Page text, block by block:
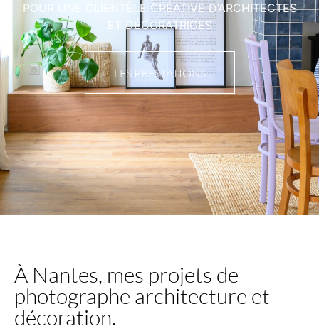
POUR UNE CLIENTÈLE CRÉATIVE D’ARCHITECTES
ET DÉCORATRICES
LES PRESTATIONS
À Nantes, mes projets de
photographe architecture et
décoration.